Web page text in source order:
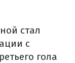
стал
с
гола